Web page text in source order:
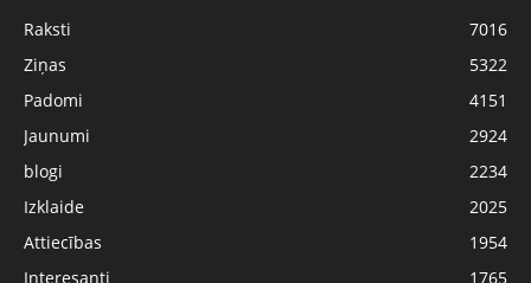
Raksti
7016
Ziņas
5322
Padomi
4151
Jaunumi
2924
blogi
2234
Izklaide
2025
Attiecības
1954
Interesanti
1765